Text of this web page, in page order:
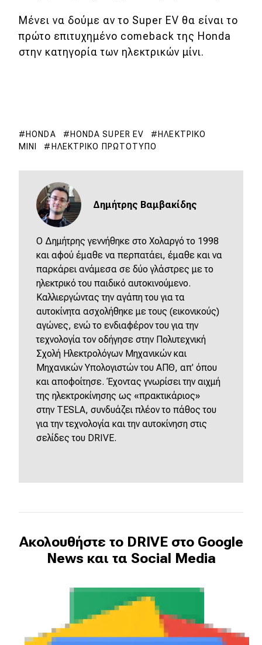
Μένει να δούμε αν το Super EV θα είναι το
πρώτο επιτυχημένο comeback της Honda
στην κατηγορία των ηλεκτρικών μίνι.
HONDA HONDA SUPER EV
ΗΛΕΚΤΡΙΚΌ
ΜΊΝΙ
ΗΛΕΚΤΡΙΚΌ ΠΡΩΤΌΤΥΠΟ
Δημήτρης Βαμβακίδης
Ο Δημήτρης γεννήθηκε στο Χολαργό το 1998
και αφού έμαθε να περπατάει, έμαθε και να
παρκάρει ανάμεσα σε δύο γλάστρες με το
ηλεκτρικό του παιδικό αυτοκινούμενο.
Καλλιεργώντας την αγάπη του για τα
αυτοκίνητα ασχολήθηκε με τους (εικονικούς)
αγώνες, ενώ το ενδιαφέρον του για την
τεχνολογία τον οδήγησε στην Πολυτεχνική
Σχολή Ηλεκτρολόγων Μηχανικών και
Μηχανικών Υπολογιστών του ΑΠΘ, απ' όπου
και αποφοίτησε. Έχοντας γνωρίσει την αιχμή
της ηλεκτροκίνησης ως «πρακτικάριος»
στην TESLA, συνδυάζει πλέον το πάθος του
για την τεχνολογία και την αυτοκίνηση στις
σελίδες του DRIVE.
Ακολουθήστε το DRIVE στο Google
News και τα Social Media